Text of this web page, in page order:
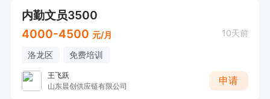
内勤文员3500
4000-4500 元/月 10天前
洛龙区 免费培训
王飞跃
山东晨创供应链有限公司
申请